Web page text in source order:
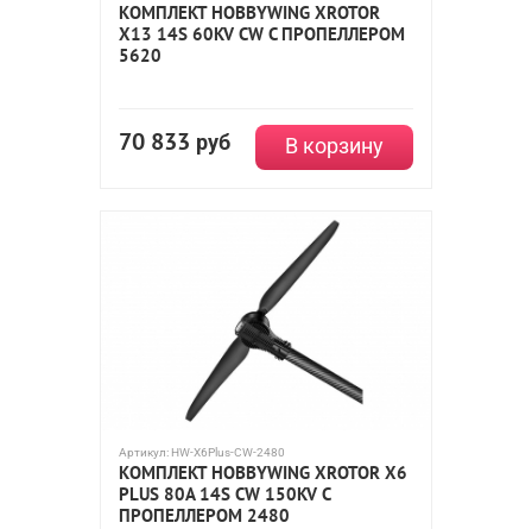
КОМПЛЕКТ HOBBYWING XROTOR
X13 14S 60KV CW С ПРОПЕЛЛЕРОМ
5620
70 833 руб В корзину
Артикул: HW-X6Plus-CW-2480
КОМПЛЕКТ HOBBYWING XROTOR X6
PLUS 80A 14S CW 150KV С
ПРОПЕЛЛЕРОМ 2480